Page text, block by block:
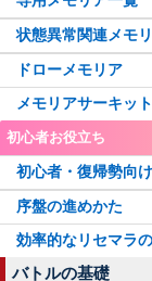
ドッペル杏子
アニメウワサの鶴乃
藍家ひめな
アニメレナ
有愛うらら
水着まどか【
那由他・みかげ
氷室ラビ
最終タルト
水着万年桜
シスターももこ
巫女環姉妹
三輪みつね
究極まどか先輩
ミヌゥ
紅晴結菜
Xmas梨花れん
バレンタインなぎさ
水樹塁
小さなキュゥべえ
吸血鬼十七夜
八雲みかげ
灯花・ねむ聖夜ver.
アシュリー
状態異常関連メモ
ドローメモリア
メモリアサーキット
初心者お役立ち
初心者・復帰勢向
序盤の進めかた
効率的なリセマラ
バトルの基礎